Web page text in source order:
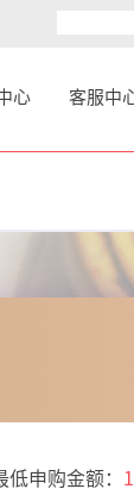
心 客服中
低申购金额：